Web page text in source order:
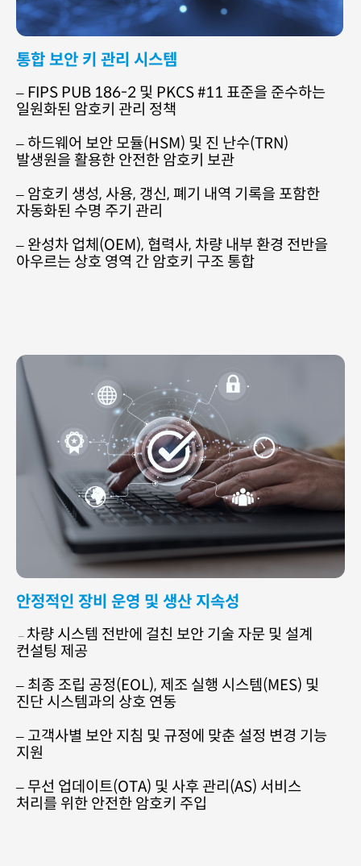
통합 보안 키 관리 시스템
– FIPS PUB 186-2 및 PKCS #11 표준을 준수하는
일원화된 암호키 관리 정책
– 하드웨어 보안 모듈(HSM) 및 진 난수(TRN)
발생원을 활용한 안전한 암호키 보관
– 암호키 생성, 사용, 갱신, 폐기 내역 기록을 포함한
자동화된 수명 주기 관리
– 완성차 업체(OEM), 협력사, 차량 내부 환경 전반을
아우르는 상호 영역 간 암호키 구조 통합
안정적인 장비 운영 및 생산 지속성
– 차량 시스템 전반에 걸친 보안 기술 자문 및 설계
컨설팅 제공
– 최종 조립 공정(EOL), 제조 실행 시스템(MES) 및
진단 시스템과의 상호 연동
– 고객사별 보안 지침 및 규정에 맞춘 설정 변경 기능
지원
– 무선 업데이트(OTA) 및 사후 관리(AS) 서비스
처리를 위한 안전한 암호키 주입